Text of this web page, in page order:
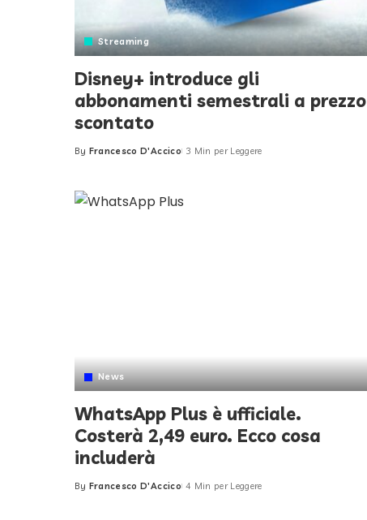
Streaming
Disney+ introduce gli
abbonamenti semestrali a prezzo
scontato
Posted
By Francesco D'Accico 3 Min per Leggere
News
WhatsApp Plus è ufficiale.
Costerà 2,49 euro. Ecco cosa
includerà
Posted
By Francesco D'Accico 4 Min per Leggere